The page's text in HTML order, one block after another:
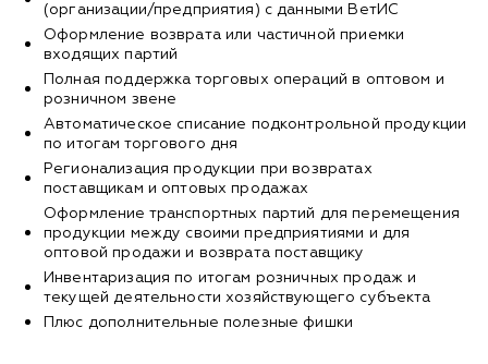
(организации/предприятия) с данными ВетИС
Оформление возврата или частичной приемки
входящих партий
Полная поддержка торговых операций в оптовом и
розничном звене
Автоматическое списание подконтрольной продукции
по итогам торгового дня
Регионализация продукции при возвратах
поставщикам и оптовых продажах
Оформление транспортных партий для перемещения
продукции между своими предприятиями и для
оптовой продажи и возврата поставщику
Инвентаризация по итогам розничных продаж и
текущей деятельности хозяйствующего субъекта
Плюс дополнительные полезные фишки